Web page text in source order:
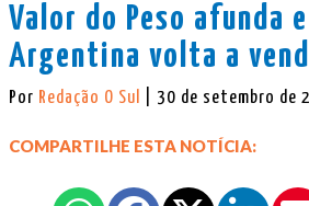
Valor do Peso afunda
Argentina volta a
Por Redação O Sul | 30 de setembro de
COMPARTILHE ESTA NOTÍCIA: